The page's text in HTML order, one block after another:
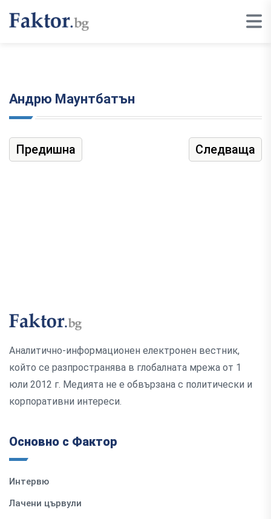
Андрю Маунтбатън
Предишна Следваща
Аналитично-информационен електронен вестник,
който се разпространява в глобалната мрежа от 1
юли 2012 г. Медията не е обвързана с политически и
корпоративни интереси.
Основно с Фактор
Интервю
Лачени цървули